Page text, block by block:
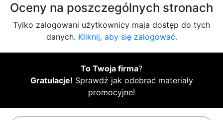
Oceny na poszczególnych stronach
Tylko zalogowani użytkownicy maja dostęp do tych
danych. Kliknij, aby się zalogować.
To Twoja firma?
Gratulacje! Sprawdź jak odebrać materiały
promocyjne!